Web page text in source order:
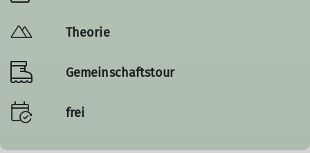
Theorie
Gemeinschaftstour
frei